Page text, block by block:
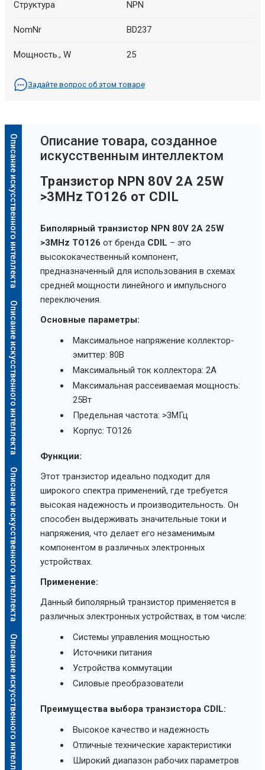
Структура NPN
NomNr BD237
Мощность., W 25
Задайте вопрос об этом товаре
Описание искусственного интеллекта
Описание искусственного интеллекта
Описание искусственного интеллекта
Описание искусственного интеллекта
Oписание товара, созданное
искусственным интеллектом
Транзистор NPN 80V 2A 25W
>3MHz TO126 от CDIL
Биполярный транзистор NPN 80V 2A 25W
>3MHz TO126 от бренда CDIL – это
высококачественный компонент,
предназначенный для использования в схемах
средней мощности линейного и импульсного
переключения.
Основные параметры:
Максимальное напряжение коллектор-
эмиттер: 80В
Максимальный ток коллектора: 2А
Максимальная рассеиваемая мощность:
25Вт
Предельная частота: >3МГц
Корпус: TO126
Функции:
Этот транзистор идеально подходит для
широкого спектра применений, где требуется
высокая надежность и производительность. Он
способен выдерживать значительные токи и
напряжения, что делает его незаменимым
компонентом в различных электронных
устройствах.
Применение:
Данный биполярный транзистор применяется в
различных электронных устройствах, в том числе:
Системы управления мощностью
Источники питания
Устройства коммутации
Силовые преобразователи
Преимущества выбора транзистора CDIL:
Высокое качество и надежность
Отличные технические характеристики
Широкий диапазон рабочих параметров